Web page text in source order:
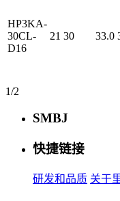
HP3KA-
30CL-
D16
21 30 33.0
1/2
SMBJ
快捷链接
研发和品质 关于